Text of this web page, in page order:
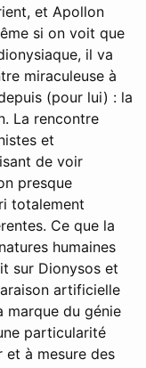
et Apollon
si on voit que
il va
miraculeuse à
(pour lui) : la
La rencontre
et
de voir
presque
totalement
Ce que la
humaines
sur Dionysos et
artificielle
marque du génie
particularité
et à mesure des